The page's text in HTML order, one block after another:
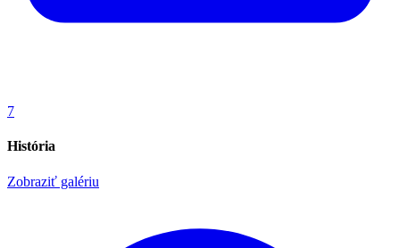
7
História
Zobraziť galériu